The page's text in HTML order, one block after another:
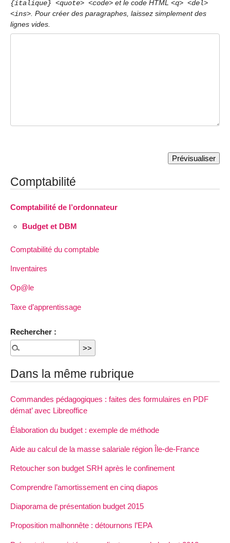
{italique} <quote> <code> et le code HTML <q> <del>
<ins>. Pour créer des paragraphes, laissez simplement des
lignes vides.
Comptabilité
Comptabilité de l’ordonnateur
Budget et DBM
Comptabilité du comptable
Inventaires
Op@le
Taxe d’apprentissage
Rechercher :
Dans la même rubrique
Commandes pédagogiques : faites des formulaires en PDF
démat’ avec Libreoffice
Élaboration du budget : exemple de méthode
Aide au calcul de la masse salariale région Île-de-France
Retoucher son budget SRH après le confinement
Comprendre l’amortissement en cinq diapos
Diaporama de présentation budget 2015
Proposition malhonnête : détournons l’EPA